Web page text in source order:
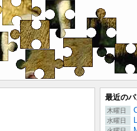
最近の
木曜日
水曜日